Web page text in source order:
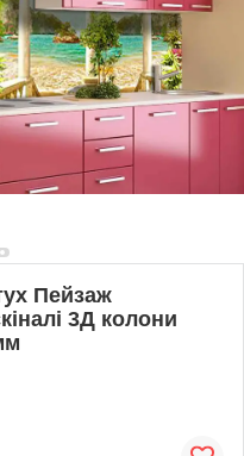
Пейзаж
3Д колони